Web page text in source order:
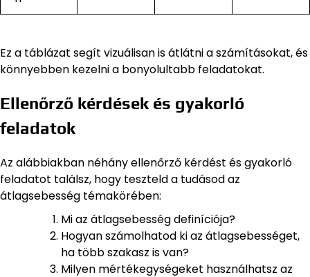
Ez a táblázat segít vizuálisan is átlátni a számításokat, és
könnyebben kezelni a bonyolultabb feladatokat.
Ellenőrző kérdések és gyakorló
feladatok
Az alábbiakban néhány ellenőrző kérdést és gyakorló
feladatot találsz, hogy teszteld a tudásod az
átlagsebesség témakörében:
Mi az átlagsebesség definíciója?
Hogyan számolhatod ki az átlagsebességet,
ha több szakasz is van?
Milyen mértékegységeket használhatsz az